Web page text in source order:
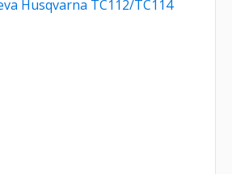
Husqvarna TC112/TC114